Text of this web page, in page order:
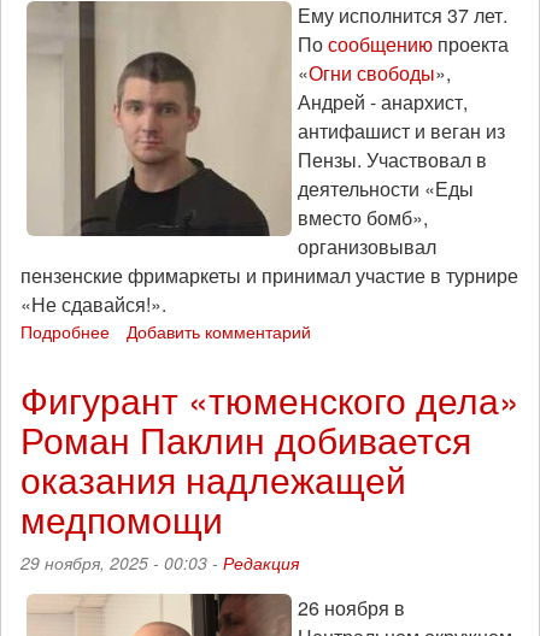
Ему исполнится 37 лет.
Посообщению проекта
«Огни свободы»,
Андрей - анархист,
антифашист и веган из
Пензы. Участвовал в
деятельности «Еды
вместо бомб»,
организовывал
пензенские фримаркеты и принимал участие в турнире
«Не сдавайся!».
Подробнее
-
День
рождения
фигуранта
«дела
Сети»
Чернова
Добавить комментарий
Фигурант «тюменского дела»
Роман Паклин добивается
оказания надлежащей
медпомощи
29 ноября, 2025 - 00:03 - Редакция
26 ноября в